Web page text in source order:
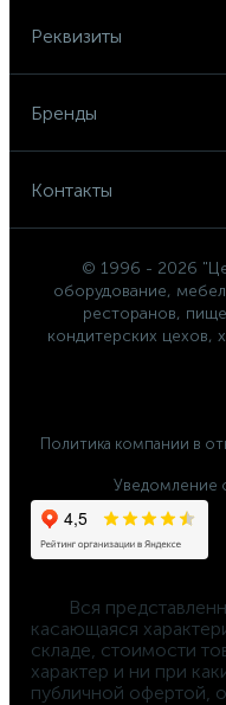
Реквизиты
Бренды
Контакты
© 1996 - 2026
оборудование,
ресторанов,
кондитерских цехов,
Политика компании в
Уведомление
касающаяся
складе, стоимости
характер и ни при
публичной офертой,